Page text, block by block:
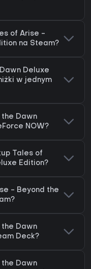
of Arise -
na Steam?
Deluxe
w jednym
the Dawn
NOW?
Tales of
Edition?
- Beyond the
the Dawn
Deck?
the Dawn